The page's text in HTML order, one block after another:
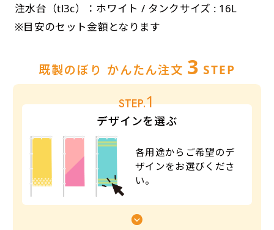
注水台（tl3c）：ホワイト / タンクサイズ : 16L
※目安のセット金額となります
既製のぼり かんたん注文 3 STEP
STEP.1
デザインを選ぶ
各用途からご希望のデ
ザインをお選びくださ
い。